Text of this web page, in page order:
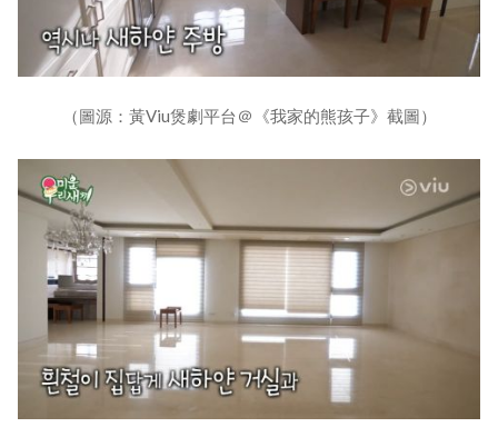
（圖源：黃Viu煲劇平台＠《我家的熊孩子》截圖）